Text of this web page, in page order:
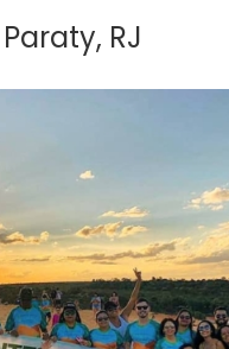
Paraty, RJ